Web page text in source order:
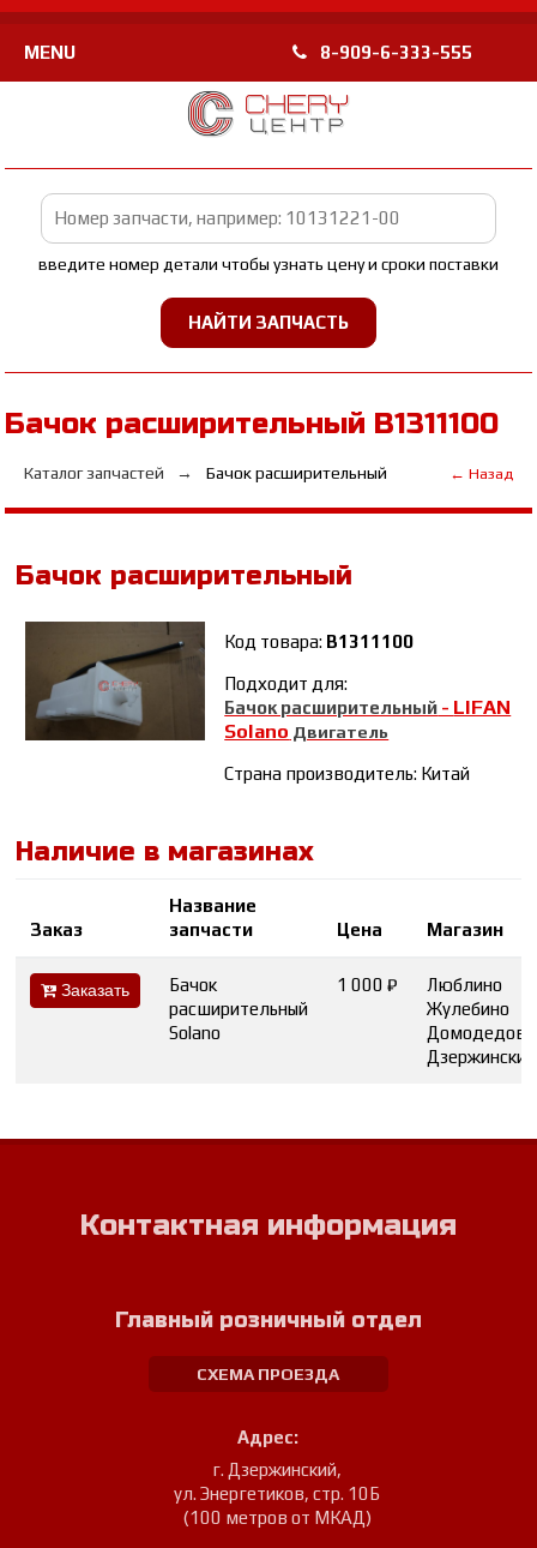
MENU 8-909-6-333-555
введите номер детали чтобы узнать цену и сроки поставки
Бачок расширительный B1311100
Каталог запчастей Бачок расширительный ← Назад
Бачок расширительный
Код товара: B1311100
Подходит для:
Бачок расширительный - LIFAN
Solano Двигатель
Страна производитель: Китай
Наличие в магазинах
Заказ
Название
запчасти
Цена Магазин
Заказать
Бачок
расширительный
Solano
1 000 ₽
Люблино
Жулебино
Домодедово
Дзержинский
Контактная информация
Главный розничный отдел
СХЕМА ПРОЕЗДА
Адрес:
г. Дзержинский,
ул. Энергетиков, стр. 10Б
(100 метров от МКАД)